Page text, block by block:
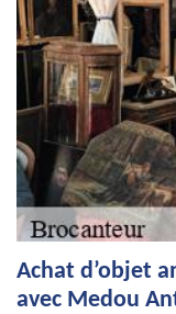
Achat d’objet
avec Medou